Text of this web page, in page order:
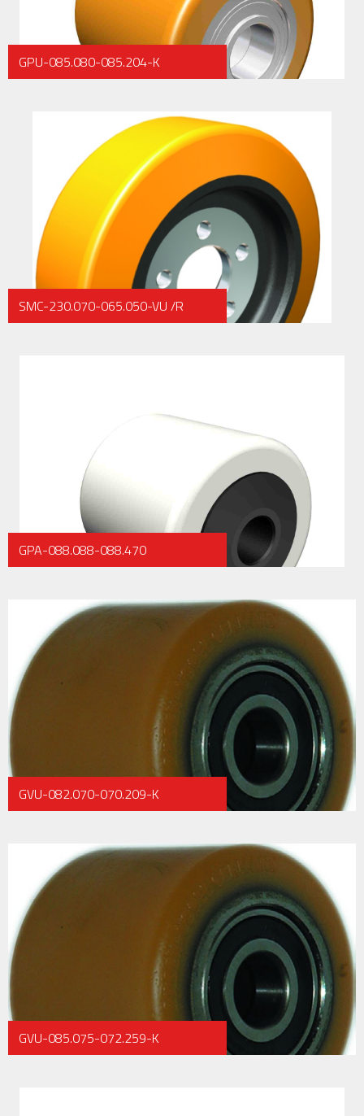
GPU-085.080-085.204-K
SMC-230.070-065.050-VU /R
GPA-088.088-088.470
GVU-082.070-070.209-K
GVU-085.075-072.259-K